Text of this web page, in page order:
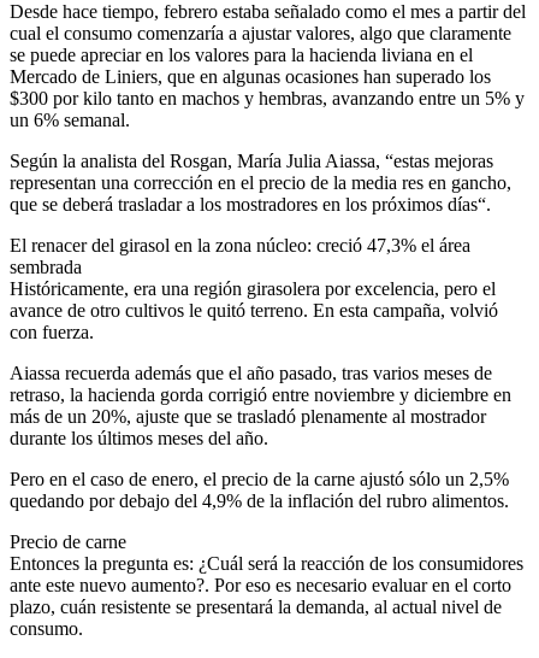
Desde hace tiempo, febrero estaba señalado como el mes a partir del
cual el consumo comenzaría a ajustar valores, algo que claramente
se puede apreciar en los valores para la hacienda liviana en el
Mercado de Liniers, que en algunas ocasiones han superado los
$300 por kilo tanto en machos y hembras, avanzando entre un 5% y
un 6% semanal.
Según la analista del Rosgan, María Julia Aiassa, “estas mejoras
representan una corrección en el precio de la media res en gancho,
que se deberá trasladar a los mostradores en los próximos días“.
El renacer del girasol en la zona núcleo: creció 47,3% el área
sembrada
Históricamente, era una región girasolera por excelencia, pero el
avance de otro cultivos le quitó terreno. En esta campaña, volvió
con fuerza.
Aiassa recuerda además que el año pasado, tras varios meses de
retraso, la hacienda gorda corrigió entre noviembre y diciembre en
más de un 20%, ajuste que se trasladó plenamente al mostrador
durante los últimos meses del año.
Pero en el caso de enero, el precio de la carne ajustó sólo un 2,5%
quedando por debajo del 4,9% de la inflación del rubro alimentos.
Precio de carne
Entonces la pregunta es: ¿Cuál será la reacción de los consumidores
ante este nuevo aumento?. Por eso es necesario evaluar en el corto
plazo, cuán resistente se presentará la demanda, al actual nivel de
consumo.